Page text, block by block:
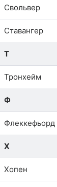
Свольвер
Ставангер
Т
Тронхейм
Ф
Флеккефьорд
Х
Хопен